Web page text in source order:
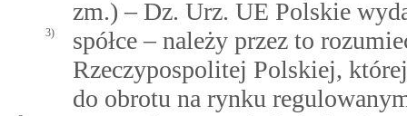
zm.) – Dz. Urz. UE Polskie
3)
spółce – należy przez to
Rzeczypospolitej Polskiej,
do obrotu na rynku